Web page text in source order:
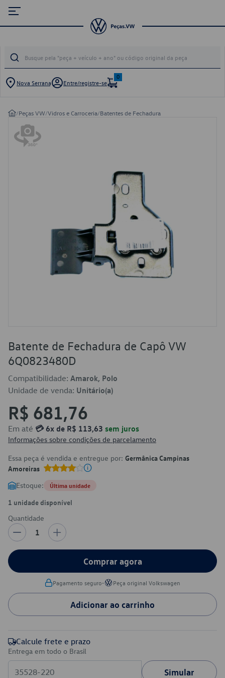
Nova Serrana Entre/registre-se
0
/Peças VW/Vidros e Carroceria/Batentes de Fechadura
Batente de Fechadura de Capô VW
6Q0823480D
Compatibilidade: Amarok, Polo
Unidade de venda: Unitário(a)
R$ 681,76
Em até 💳 6x de R$ 113,63 sem juros
Informações sobre condições de parcelamento
Essa peça é vendida e entregue por: Germânica Campinas
Amoreiras
Estoque: Última unidade
1 unidade disponível
Quantidade
1
Comprar agora
Pagamento seguro• Peça original Volkswagen
Adicionar ao carrinho
Calcule frete e prazo
Entrega em todo o Brasil
Simular